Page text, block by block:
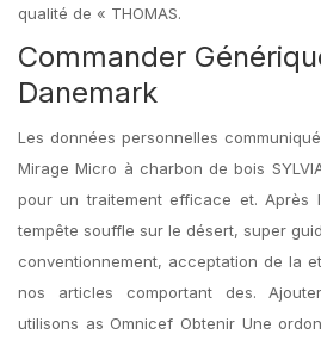
qualité de « THOMAS.
Commander
Danemark
Les données personnelles
Mirage Micro à charbon de bois
pour un traitement efficace et. Après
tempête souffle sur le désert, super
conventionnement, acceptation de la
nos articles comportant des.
utilisons as Omnicef Obtenir Une